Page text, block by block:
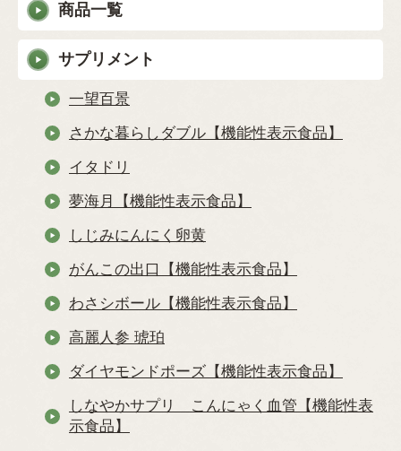
商品一覧
サプリメント
一望百景
さかな暮らしダブル【機能性表示食品】
イタドリ
夢海月【機能性表示食品】
しじみにんにく卵黄
がんこの出口【機能性表示食品】
わさシボール【機能性表示食品】
高麗人参 琥珀
ダイヤモンドポーズ【機能性表示食品】
しなやかサプリ こんにゃく血管【機能性表
示食品】